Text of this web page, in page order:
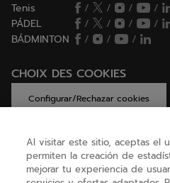
Tenis / / /
/
PÁDEL
/ / /
/
BÁDMINTON
/ / /
CHOIX DES COOKIES
Configurar/Rechazar cookies
AYUDA
Al visitar este sitio, aceptas el
permiten la creación de
mejorar tu experiencia de